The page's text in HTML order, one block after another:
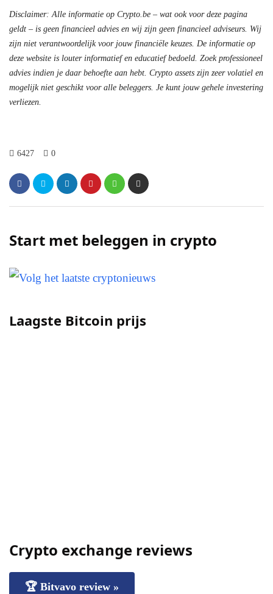
Disclaimer: Alle informatie op Crypto.be – wat ook voor deze pagina
geldt – is geen financieel advies en wij zijn geen financieel adviseurs. Wij
zijn niet verantwoordelijk voor jouw financiële keuzes. De informatie op
deze website is louter informatief en educatief bedoeld. Zoek professioneel
advies indien je daar behoefte aan hebt. Crypto assets zijn zeer volatiel en
mogelijk niet geschikt voor alle beleggers. Je kunt jouw gehele investering
verliezen.
6427 0
Start met beleggen in crypto
Laagste Bitcoin prijs
Crypto exchange reviews
🏆 Bitvavo review »